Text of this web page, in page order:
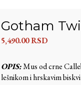
Gotham
5,490.00RSD
OPIS:Mus od crne
lešnikom i hrskavim